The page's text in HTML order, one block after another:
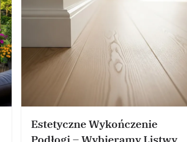
Estetyczne Wykończenie